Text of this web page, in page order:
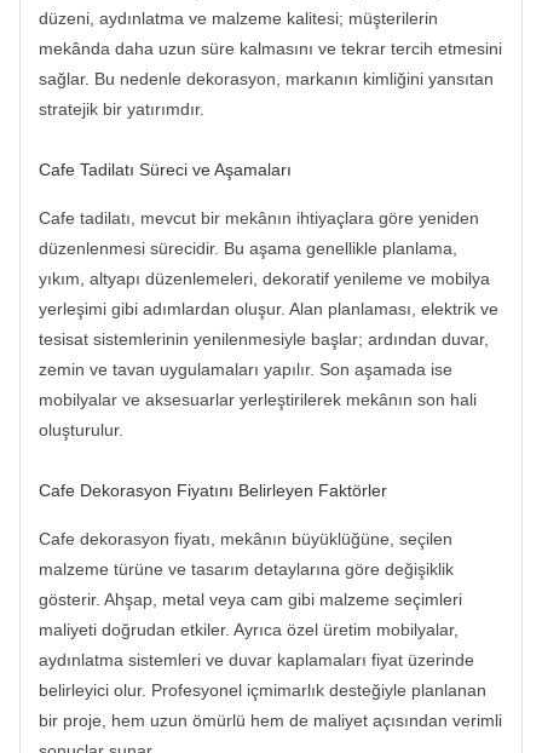
düzeni, aydınlatma ve malzeme kalitesi; müşterilerin
mekânda daha uzun süre kalmasını ve tekrar tercih etmesini
sağlar. Bu nedenle dekorasyon, markanın kimliğini yansıtan
stratejik bir yatırımdır.
Cafe Tadilatı Süreci ve Aşamaları
Cafe tadilatı, mevcut bir mekânın ihtiyaçlara göre yeniden
düzenlenmesi sürecidir. Bu aşama genellikle planlama,
yıkım, altyapı düzenlemeleri, dekoratif yenileme ve mobilya
yerleşimi gibi adımlardan oluşur. Alan planlaması, elektrik ve
tesisat sistemlerinin yenilenmesiyle başlar; ardından duvar,
zemin ve tavan uygulamaları yapılır. Son aşamada ise
mobilyalar ve aksesuarlar yerleştirilerek mekânın son hali
oluşturulur.
Cafe Dekorasyon Fiyatını Belirleyen Faktörler
Cafe dekorasyon fiyatı, mekânın büyüklüğüne, seçilen
malzeme türüne ve tasarım detaylarına göre değişiklik
gösterir. Ahşap, metal veya cam gibi malzeme seçimleri
maliyeti doğrudan etkiler. Ayrıca özel üretim mobilyalar,
aydınlatma sistemleri ve duvar kaplamaları fiyat üzerinde
belirleyici olur. Profesyonel içmimarlık desteğiyle planlanan
bir proje, hem uzun ömürlü hem de maliyet açısından verimli